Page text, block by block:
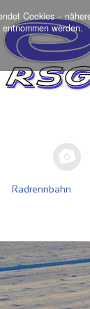
Cookies –
entnommen werden.
Radrennbahn